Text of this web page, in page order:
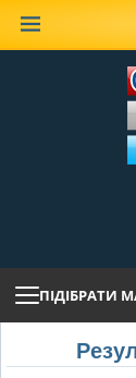
ПІДІБРАТИ